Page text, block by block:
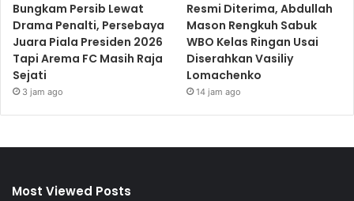
Bungkam Persib Lewat
Drama Penalti, Persebaya
Juara Piala Presiden 2026
Tapi Arema FC Masih Raja
Sejati
3 jam ago
Resmi Diterima, Abdullah
Mason Rengkuh Sabuk
WBO Kelas Ringan Usai
Diserahkan Vasiliy
Lomachenko
14 jam ago
Most Viewed Posts